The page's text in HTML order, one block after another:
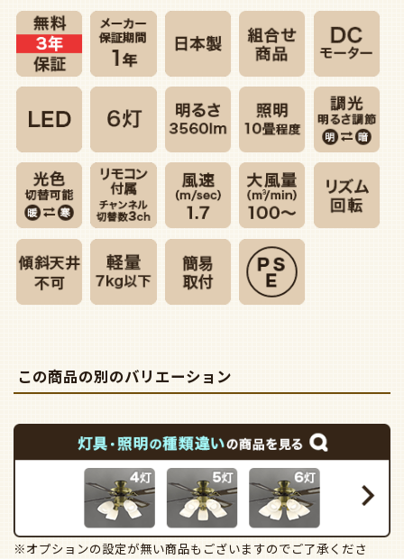
この商品の別のバリエーション
※オプションの設定が無い商品もございますのでご了承くださ